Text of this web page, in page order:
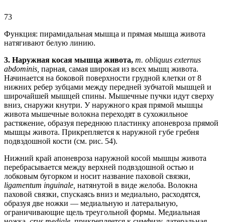
73
Функция: пирамидальная мышца и прямая мышца живота
натягивают белую линию.
3. Наружная косая мышца живота, т. obliquus externus
abdominis, парная, самая широкая из всех мышц живота.
Начинается на боковой поверхности грудной клетки от 8
нижних ребер зубцами между передней зубчатой мышцей и
широчайшей мышцей спины. Мышечные пучки идут сверху
вниз, снаружи кнутри. У наружного края прямой мышцы
живота мышечные волокна переходят в сухожильное
растяжение, образуя переднюю пластинку апоневроза прямой
мышцы живота. Прикрепляется к наружной губе гребня
подвздошной кости (см. рис. 54).
Нижний край апоневроза наружной косой мышцы живота
перебрасывается между верхней подвздошной остью и
лобковым бугорком и носит название паховой связки,
ligamentum inguinale, натянутой в виде желоба. Волокна
паховой связки, спускаясь вниз и медиально, расходятся,
образуя две ножки — медиальную и латеральную,
ограничивающие щель треугольной формы. Медиальная